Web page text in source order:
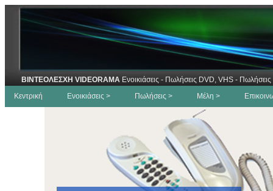
ΒΙΝΤΕΟΛΕΣΧΗ VIDEORAMA Ενοικιάσεις - Πωλήσεις DVD, VHS -
Κεντρική
Ενοικιάσεις > Πωλήσεις > Μέλη >